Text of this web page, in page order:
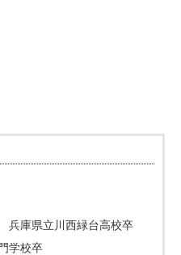
兵庫県立川西緑台高校卒
学校卒